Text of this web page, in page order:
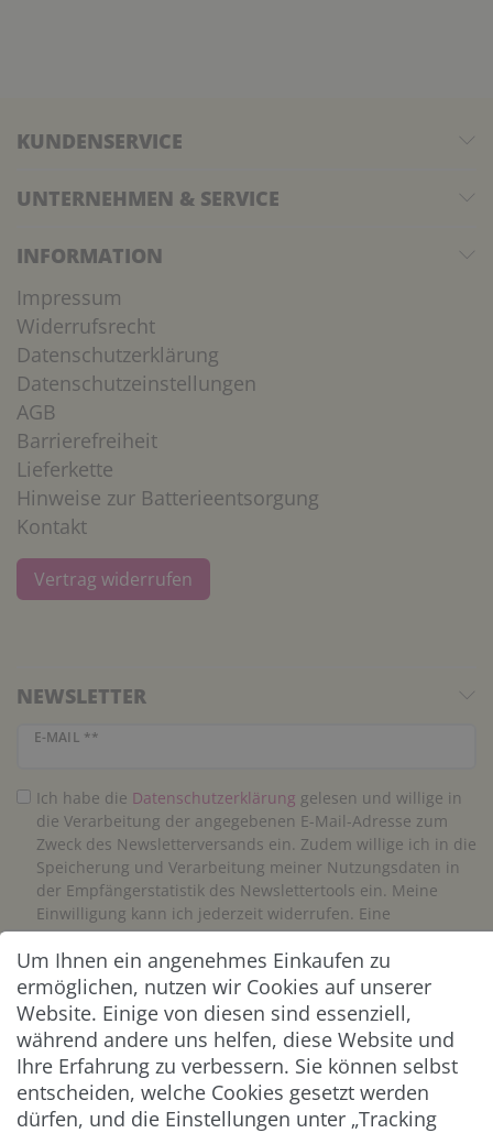
KUNDENSERVICE
UNTERNEHMEN & SERVICE
INFORMATION
Impressum
Widerrufsrecht
Datenschutzerklärung
Datenschutzeinstellungen
AGB
Barrierefreiheit
Lieferkette
Hinweise zur Batterieentsorgung
Kontakt
Vertrag widerrufen
NEWSLETTER
E-MAIL **
Newsletter Honig
Ich habe die Daten­schutz­erklärung gelesen und willige in
die Verarbeitung der angegebenen E-Mail-Adresse zum
Zweck des Newsletterversands ein. Zudem willige ich in die
Speicherung und Verarbeitung meiner Nutzungsdaten in
der Empfängerstatistik des Newslettertools ein. Meine
Einwilligung kann ich jederzeit widerrufen. Eine
Abmeldung vom Newsletter ist jederzeit möglich.**
Abonnieren
** Hierbei handelt es sich um ein Pflichtfeld.
ZAHLUNG & VERSAND
Um Ihnen ein angenehmes Einkaufen zu
ermöglichen, nutzen wir Cookies auf unserer
Website. Einige von diesen sind essenziell,
während andere uns helfen, diese Website und
Ihre Erfahrung zu verbessern. Sie können selbst
entscheiden, welche Cookies gesetzt werden
dürfen, und die Einstellungen unter „Tracking